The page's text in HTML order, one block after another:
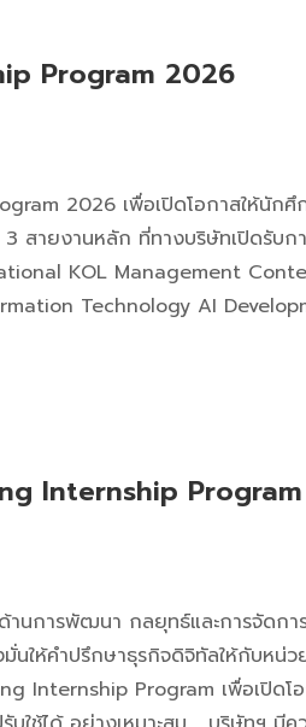
Program 2026
2026 เพื่อเปิดโอกาสให้นักศึก
สายงานหลัก ที่ทางบริษัทเปิดรับ
KOL Management
Technology AI
Internship Program
นการพัฒนา กลยุทธ์และการจัดก
ให้คำปรึกษาธุรกิจดิจิทัลให้กับหน่
Internship Program เพื่อเปิดโ